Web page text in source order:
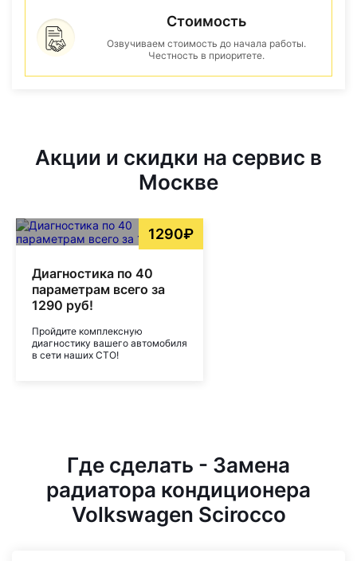
Стоимость
Озвучиваем стоимость до начала работы.
Честность в приоритете.
Акции и скидки на сервис в
Москве
1290₽
Диагностика по 40
параметрам всего за
1290 руб!
Пройдите комплексную
диагностику вашего автомобиля
в сети наших СТО!
Где сделать - Замена
радиатора кондиционера
Volkswagen Scirocco